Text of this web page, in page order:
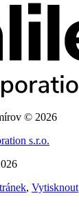
© 2026
s.r.o.
, Vytisknout